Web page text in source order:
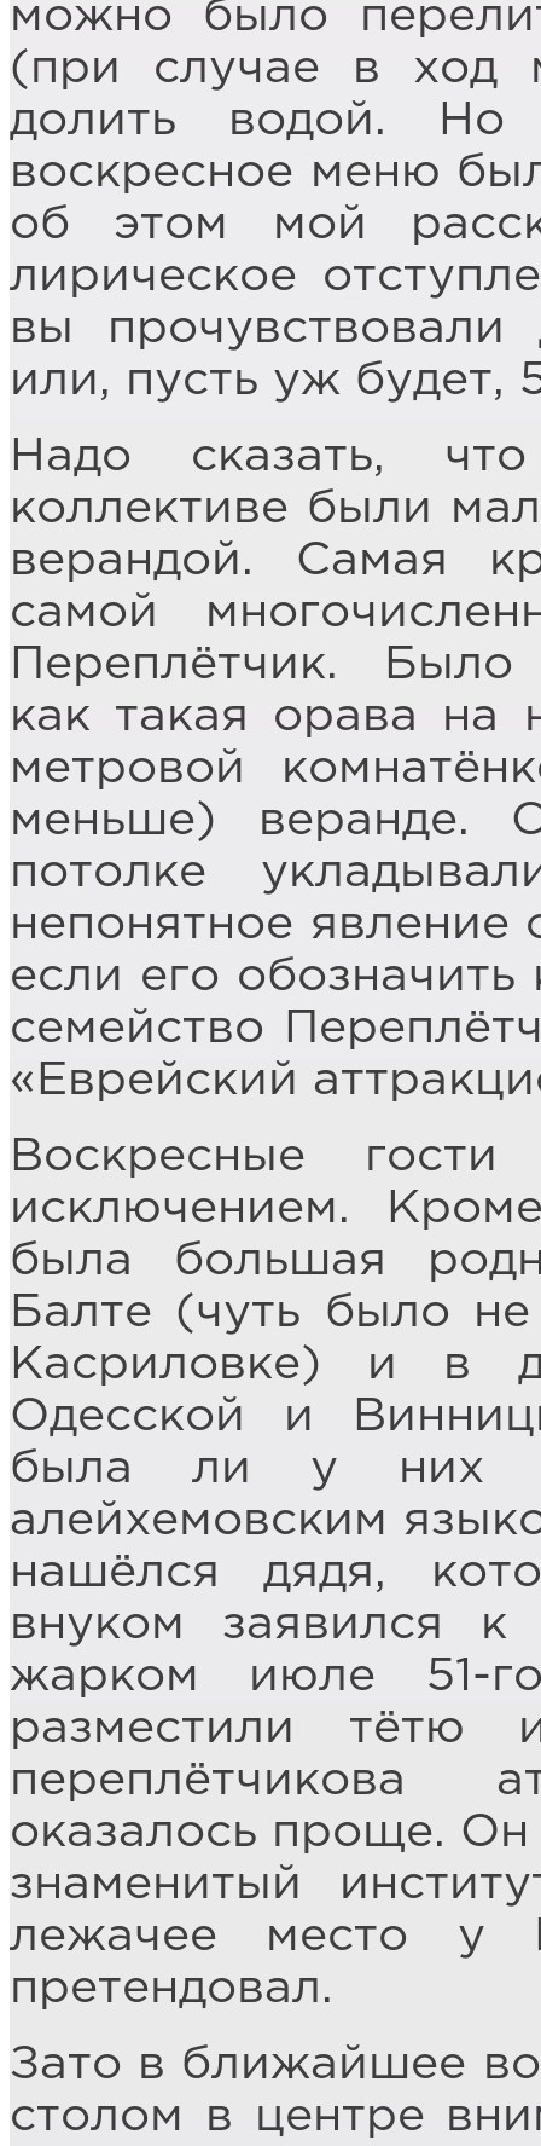
можно было
(при случае в ход
долить водой. Но
воскресное меню
об этом мой
лирическое
вы
или, пусть уж будет,
Надо сказать,
коллективе были
верандой. Самая
самой
Переплётчик.
как такая орава на
метровой
меньше) веранде.
потолке
непонятное явление
если его
семейство
«Еврейский
Воскресные
исключением.
была большая
Балте (чуть было
Касриловке) и в
Одесской и
была ли у них
алейхемовским
нашёлся дядя,
внуком заявился
жарком июле 51-
разместили
переплётчикова
оказалось проще. Он
знаменитый
лежачее место у
претендовал.
Зато в ближайшее
столом в центре